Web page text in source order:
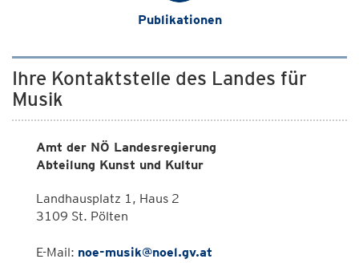
Publikationen
Ihre Kontaktstelle des Landes für
Musik
Amt der NÖ Landesregierung
Abteilung Kunst und Kultur
Landhausplatz 1, Haus 2
3109 St. Pölten
E-Mail: noe-musik@noel.gv.at